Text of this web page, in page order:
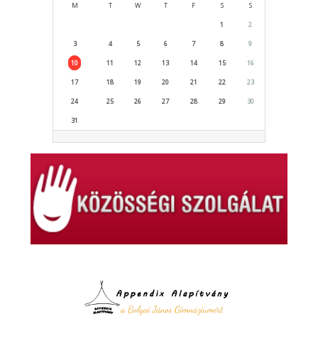
M T W T F S S
1 2
3 4 5 6 7 8 9
10 11 12 13 14 15 16
17 18 19 20 21 22 23
24 25 26 27 28 29 30
31